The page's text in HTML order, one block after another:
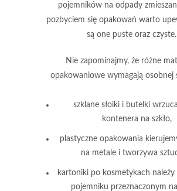
pojemników na odpady
pozbyciem się opakowań warto
są one pusteoraz czyste.
Nie zapominajmy, że różne
opakowaniowe wymagają osobnej
szklane słoikii butelki
kontenera na szkło,
plastyczne opakowania
na metale i tworzywa
kartonikipo kosmetykach należy
pojemniku przeznaczonym na